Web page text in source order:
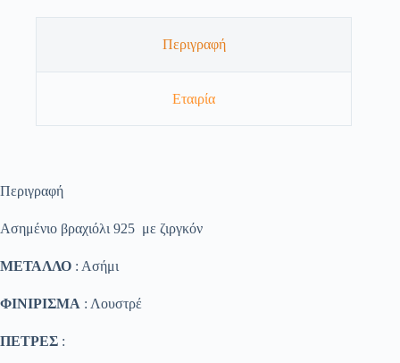
Περιγραφή
Εταιρία
Περιγραφή
Ασημένιο βραχιόλι 925 με ζιργκόν
ΜΕΤΑΛΛΟ : Ασήμι
ΦΙΝΙΡΙΣΜΑ : Λουστρέ
ΠΕΤΡΕΣ :